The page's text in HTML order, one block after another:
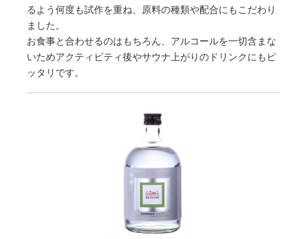
るよう何度も試作を重ね、原料の種類や配合にもこだわり
ました。
お食事と合わせるのはもちろん、アルコールを一切含まな
いためアクティビティ後やサウナ上がりのドリンクにもピ
ッタリです。